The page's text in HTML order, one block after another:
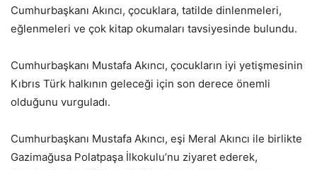
Cumhurbaşkanı Akıncı, çocuklara, tatilde dinlenmeleri,
eğlenmeleri ve çok kitap okumaları tavsiyesinde bulundu.
Cumhurbaşkanı Mustafa Akıncı, çocukların iyi yetişmesinin
Kıbrıs Türk halkının geleceği için son derece önemli
olduğunu vurguladı.
Cumhurbaşkanı Mustafa Akıncı, eşi Meral Akıncı ile birlikte
Gazimağusa Polatpaşa İlkokulu’nu ziyaret ederek,